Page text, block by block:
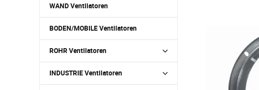
WAND Ventilatoren
BODEN/MOBILE Ventilatoren
ROHR Ventilatoren
INDUSTRIE Ventilatoren